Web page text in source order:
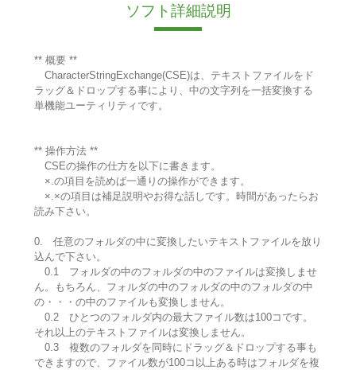
ソフト詳細説明
** 概要 **
CharacterStringExchange(CSE)は、テキストファイルをド
ラッグ＆ドロップする事により、中の文字列を一括変換する
単機能ユーティリティです。
** 操作方法 **
CSEの操作の仕方を以下に書きます。
×.の項目を読めば一通りの操作ができます。
×.×の項目は補足説明やお得な話しです。時間があったらお
読み下さい。
0. 任意のフォルダの中に変換したいテキストファイルを放り
込んで下さい。
0.1 フォルダの中のフォルダの中のファイルは変換しませ
ん。もちろん、フォルダの中のフォルダの中のフォルダの中
の・・・の中のファイルも変換しません。
0.2 ひとつのフォルダ内の最大ファイル数は100コです。
それ以上のテキストファイルは変換しません。
0.3 複数のフォルダを同時にドラッグ＆ドロップする事も
できますので、ファイル数が100コ以上ある時はフォルダを複